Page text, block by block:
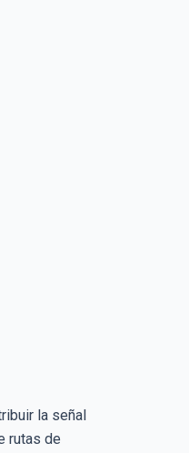
la señal
rutas de